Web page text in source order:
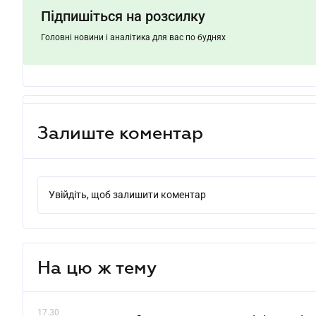
Підпишіться на розсилку
Головні новини і аналітика для вас по буднях
Залиште коментар
Увійдіть, щоб залишити коментар
На цю ж тему
17.30